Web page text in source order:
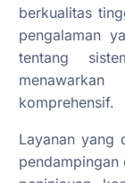
berkualitas
pengalaman
tentang
komprehensif.
Layanan yang
pendampingan